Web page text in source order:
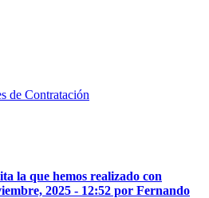
de Contratación
la que hemos realizado con
2025 - 12:52 por Fernando